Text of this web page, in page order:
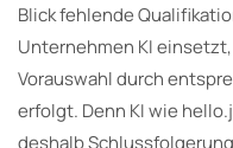
Blick fehlende
Unternehmen KI
Vorauswahl durch
erfolgt. Denn KI wie
deshalb